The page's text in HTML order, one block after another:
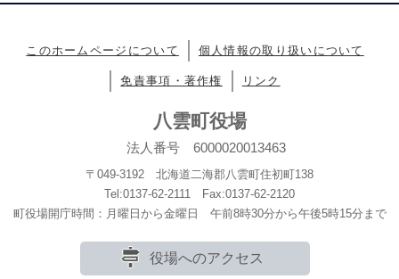
このホームページについて 個人情報の取り扱いについて
免責事項・著作権 リンク
八雲町役場
法人番号 6000020013463
〒049-3192 北海道二海郡八雲町住初町138
Tel:0137-62-2111 Fax:0137-62-2120
町役場開庁時間：月曜日から金曜日 午前8時30分から午後5時15分まで
役場へのアクセス